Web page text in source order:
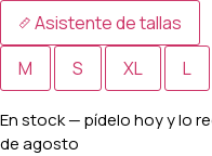
Asistente de tallas
M
S XL L
En stock— pídelo hoy y lo
de agosto